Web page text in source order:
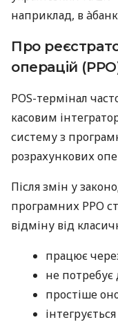
наприклад, в àбанк
Про
операцій
POS-термінал
касовим
систему з
розрахункових
Після змін у
програмних РРО
відміну від
працює
не потребує
простіше